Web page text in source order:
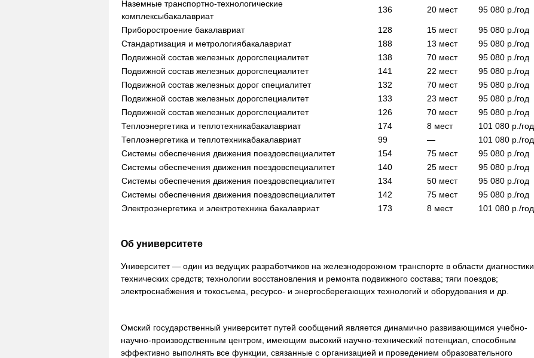
Наземные транспортно-технологические
комплексыбакалавриат
136 20 мест 95 080 р./год
Приборостроениебакалавриат 128 15 мест 95 080 р./год
Стандартизация и метрологиябакалавриат 188 13 мест 95 080 р./год
Подвижной состав железных дорогспециалитет 138 70 мест 95 080 р./год
Подвижной состав железных дорогспециалитет 141 22 мест 95 080 р./год
Подвижной состав железных дорогспециалитет 132 70 мест 95 080 р./год
Подвижной состав железных дорогспециалитет 133 23 мест 95 080 р./год
Подвижной состав железных дорогспециалитет 126 70 мест 95 080 р./год
Теплоэнергетика и теплотехникабакалавриат 174 8 мест 101 080 р./год
Теплоэнергетика и теплотехникабакалавриат 99 — 101 080 р./год
Системы обеспечения движения поездовспециалитет 154 75 мест 95 080 р./год
Системы обеспечения движения поездовспециалитет 140 25 мест 95 080 р./год
Системы обеспечения движения поездовспециалитет 134 50 мест 95 080 р./год
Системы обеспечения движения поездовспециалитет 142 75 мест 95 080 р./год
Электроэнергетика и электротехникабакалавриат 173 8 мест 101 080 р./год
Об университете
Университет — один из ведущих разработчиков на железнодорожном транспорте в области диагностики
технических средств; технологии восстановления и ремонта подвижного состава; тяги поездов;
электроснабжения и токосъема, ресурсо- и энергосберегающих технологий и оборудования и др.
Омский государственный университет путей сообщений является динамично развивающимся учебно-
научно-производственным центром, имеющим высокий научно-технический потенциал, способным
эффективно выполнять все функции, связанные с организацией и проведением образовательного